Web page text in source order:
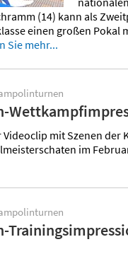
(14) kann als
einen großen Pokal
Sie mehr...
Videoclip mit Szenen der
im